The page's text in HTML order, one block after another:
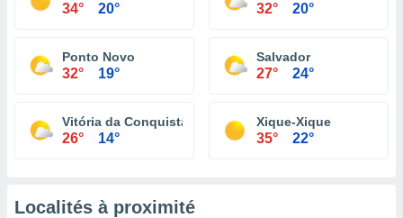
34° 20° 32° 20°
Ponto Novo
32° 19°
Salvador
27° 24°
Vitória da Conquista
26° 14°
Xique-Xique
35° 22°
Localités à proximité